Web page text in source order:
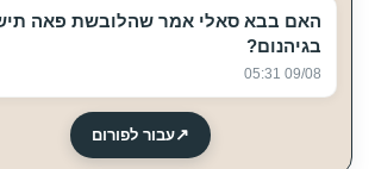
האם בבא סאלי אמר שהלובשת פאה
בגיהנום?
09/08 05:31
↗עבור לפורום